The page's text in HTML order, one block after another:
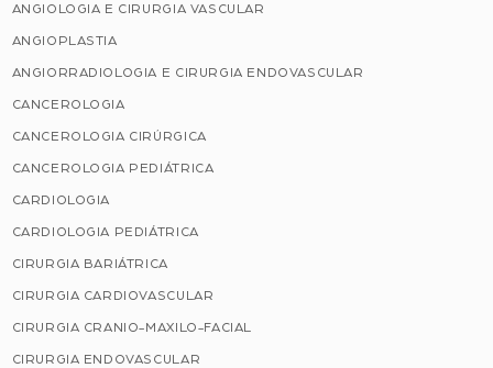
ANGIOLOGIA E CIRURGIA VASCULAR
ANGIOPLASTIA
ANGIORRADIOLOGIA E CIRURGIA ENDOVASCULAR
CANCEROLOGIA
CANCEROLOGIA CIRÚRGICA
CANCEROLOGIA PEDIÁTRICA
CARDIOLOGIA
CARDIOLOGIA PEDIÁTRICA
CIRURGIA BARIÁTRICA
CIRURGIA CARDIOVASCULAR
CIRURGIA CRANIO-MAXILO-FACIAL
CIRURGIA ENDOVASCULAR